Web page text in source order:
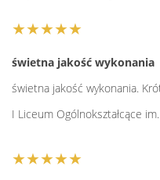
★★★★★
świetna jakość wykonania
świetna jakość wykonania.
I Liceum Ogólnokształcące
★★★★★